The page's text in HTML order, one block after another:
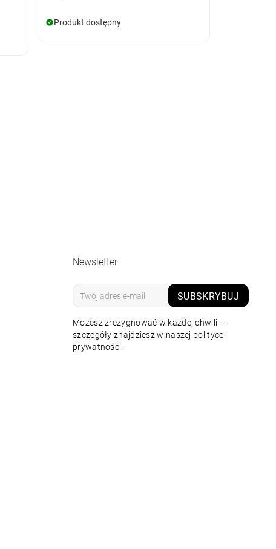
Produkt dostępny
Newsletter
SUBSKRYBUJ
Możesz zrezygnować w każdej chwili –
szczegóły znajdziesz w naszej polityce
prywatności.